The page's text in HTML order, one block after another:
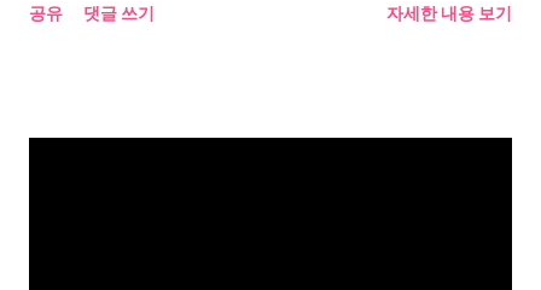
공유 댓글 쓰기 자세한 내용 보기